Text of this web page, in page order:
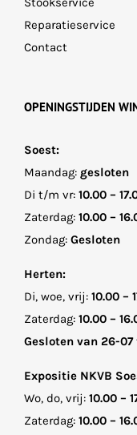
Reparatieservice
Contact
OPENINGSTIJDEN
Soest:
Maandag: gesloten
Di t/m vr: 10.00 –
Zaterdag: 10.00 –
Zondag: Gesloten
Herten:
Di, woe, vrij: 10.00 –
Zaterdag: 10.00 –
Gesloten van 26-
Expositie NKVB
Wo, do, vrij: 10.00 –
Zaterdag: 10.00 –